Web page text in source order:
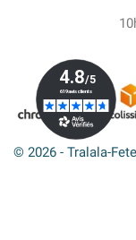
© 2026 - Tralala-